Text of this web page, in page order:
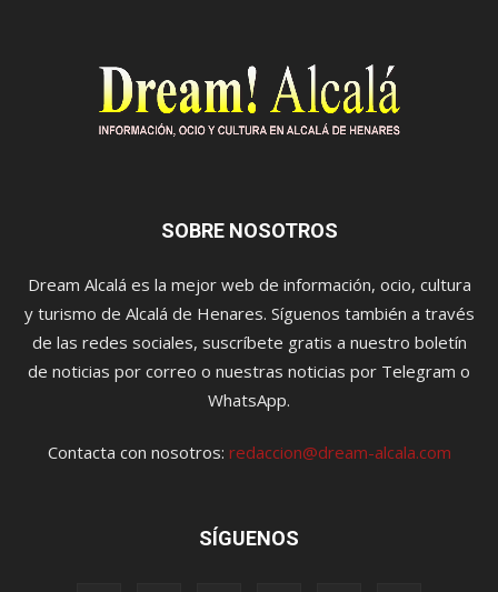
SOBRE NOSOTROS
Dream Alcalá es la mejor web de información, ocio, cultura
y turismo de Alcalá de Henares. Síguenos también a través
de las redes sociales, suscríbete gratis a nuestro boletín
de noticias por correo o nuestras noticias por Telegram o
WhatsApp.
Contacta con nosotros: redaccion@dream-alcala.com
SÍGUENOS